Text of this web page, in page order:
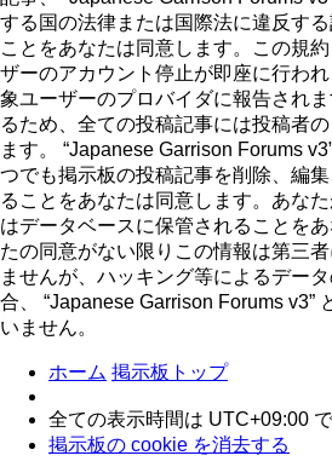
する国の法律または国際法に違反す
ことをあなたは同意します。この規
ザーのアカウント停止が即座に行わ
象ユーザーのプロバイダに報告され
るため、全ての投稿記事には投稿者
ます。 “Japanese Garrison Forums
つでも掲示板の投稿記事を削除、編
ることをあなたは同意します。あな
はデータベースに保管されることを
たの同意がない限りこの情報は第三
ませんが、ハッキング等によるデー
合、 “Japanese Garrison Forums v3”
いません。
ホーム 掲示板トップ
全ての表示時間は UTC+09:00
掲示板の cookie を消去する